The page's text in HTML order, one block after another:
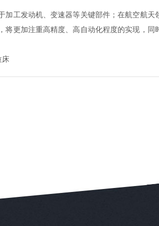
发动机、变速器等关键部件；在航空航天
更加注重高精度、高自动化程度的实现，